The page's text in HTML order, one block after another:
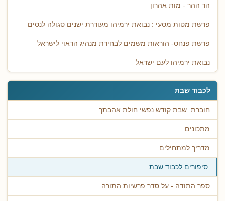
הר ההר - מות אהרון
פרשת מטות מסעי : נבואת ירמיהו מעוררת ישנים סגולה לנסים
פרשת פנחס- הוראות משמים לבחירת מנהיג הראוי לישראל
נבואת ירמיהו לעם ישראל
לכבוד שבת
חוברת: שבת קודש נפשי חולת אהבתך
מתכונים
מדריך למתחילים
סיפורים לכבוד שבת
ספר התודה - על סדר פרשיות התורה